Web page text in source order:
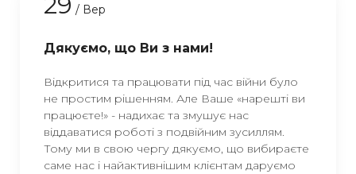
/ Вер
Дякуємо, що Ви з нами!
Відкритися та працювати під час війни було
не простим рішенням. Але Ваше «нарешті ви
працюєте!» - надихає та змушує нас
віддаватися роботі з подвійним зусиллям.
Тому ми в свою чергу дякуємо, що вибираєте
саме нас і найактивнішим клієнтам даруємо